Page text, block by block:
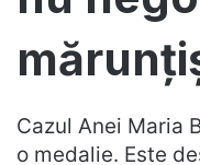
Cazul Anei Maria
o medalie. Este